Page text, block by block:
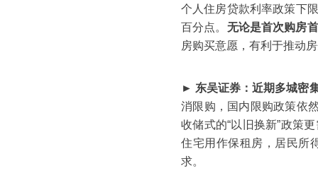
个人住房贷款利率政策下
百分点。 无论是首次购房
房购买意愿，有利于推动
► 东吴证券：近期多城密
消限购，国内限购政策依
收储式的“以旧换新”政策
住宅用作保租房，居民所
求。